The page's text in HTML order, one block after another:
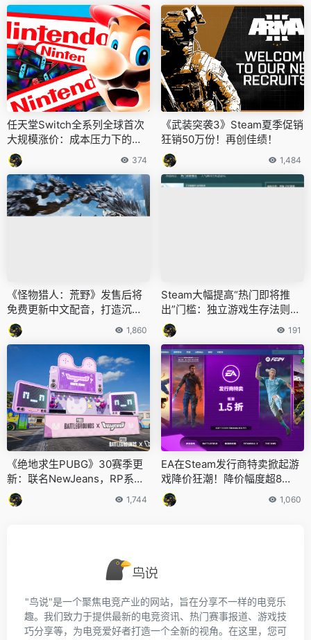
任天堂Switch全系列全球首次
大规模涨价：成本压力下的必
然选择
374
《武装突袭3》Steam夏季促销
狂销50万份！再创佳绩！
1,484
《怪物猎人：荒野》发售后将
免费更新中文配音，打造沉浸
式狩猎体验
1,860
Steam大幅提高“热门即将推
出”门槛：独立游戏生存法则迎
来剧变
191
《绝地求生PUBG》30赛季更
新：联名NewJeans，RP系统
引入，枪械调整
1,744
EA在Steam发行商特卖掀起游
戏降价狂潮！降价幅度超8
0%！
1,060
"鸟说"是一个聚焦电竞产业的网站，旨在分享不一样的电竞乐
趣。我们致力于提供最新的电竞资讯、热门赛事报道、游戏技
巧分享等，为电竞爱好者打造一个全新的视角。在这里，您可